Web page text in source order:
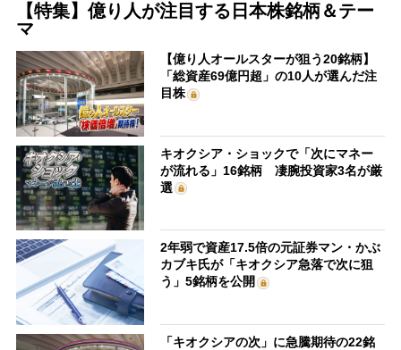
【特集】億り人が注目する日本株銘柄＆テー
マ
【億り人オールスターが狙う20銘柄】
「総資産69億円超」の10人が選んだ注
目株
キオクシア・ショックで「次にマネー
が流れる」16銘柄 凄腕投資家3名が厳
選
2年弱で資産17.5倍の元証券マン・かぶ
カブキ氏が「キオクシア急落で次に狙
う」5銘柄を公開
「キオクシアの次」に急騰期待の22銘